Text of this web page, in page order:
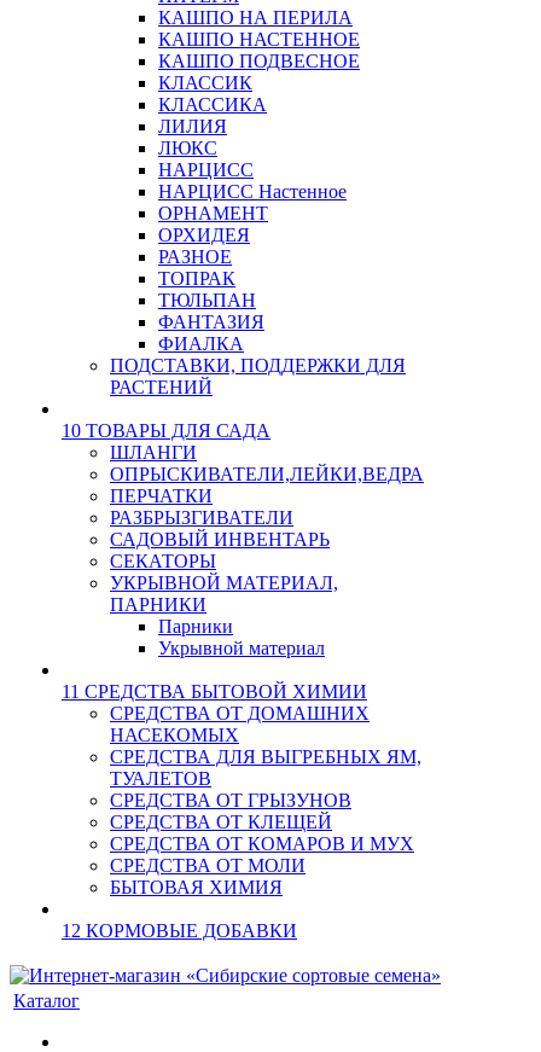
КАШПО НА ПЕРИЛА
КАШПО НАСТЕННОЕ
КАШПО ПОДВЕСНОЕ
КЛАССИК
КЛАССИКА
ЛИЛИЯ
ЛЮКС
НАРЦИСС
НАРЦИСС Настенное
ОРНАМЕНТ
ОРХИДЕЯ
РАЗНОЕ
ТОПРАК
ТЮЛЬПАН
ФАНТАЗИЯ
ФИАЛКА
ПОДСТАВКИ, ПОДДЕРЖКИ ДЛЯ
РАСТЕНИЙ
10 ТОВАРЫ ДЛЯ САДА
ШЛАНГИ
ОПРЫСКИВАТЕЛИ,ЛЕЙКИ,ВЕДРА
ПЕРЧАТКИ
РАЗБРЫЗГИВАТЕЛИ
САДОВЫЙ ИНВЕНТАРЬ
СЕКАТОРЫ
УКРЫВНОЙ МАТЕРИАЛ,
ПАРНИКИ
Парники
Укрывной материал
11 СРЕДСТВА БЫТОВОЙ ХИМИИ
СРЕДСТВА ОТ ДОМАШНИХ
НАСЕКОМЫХ
СРЕДСТВА ДЛЯ ВЫГРЕБНЫХ ЯМ,
ТУАЛЕТОВ
СРЕДСТВА ОТ ГРЫЗУНОВ
СРЕДСТВА ОТ КЛЕЩЕЙ
СРЕДСТВА ОТ КОМАРОВ И МУХ
СРЕДСТВА ОТ МОЛИ
БЫТОВАЯ ХИМИЯ
12 КОРМОВЫЕ ДОБАВКИ
Каталог